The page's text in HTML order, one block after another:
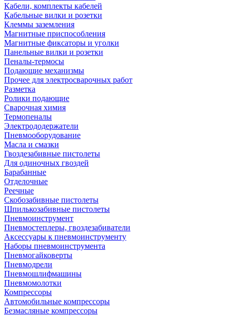
Кабели, комплекты кабелей
Кабельные вилки и розетки
Клеммы заземления
Магнитные приспособления
Магнитные фиксаторы и уголки
Панельные вилки и розетки
Пеналы-термосы
Подающие механизмы
Прочее для электросварочных работ
Разметка
Ролики подающие
Сварочная химия
Термопеналы
Электрододержатели
Пневмооборудование
Масла и смазки
Гвоздезабивные пистолеты
Для одиночных гвоздей
Барабанные
Отделочные
Реечные
Скобозабивные пистолеты
Шпилькозабивные пистолеты
Пневмоинструмент
Пневмостеплеры, гвоздезабиватели
Аксессуары к пневмоинструменту
Наборы пневмоинструмента
Пневмогайковерты
Пневмодрели
Пневмошлифмашины
Пневмомолотки
Компрессоры
Автомобильные компрессоры
Безмасляные компрессоры